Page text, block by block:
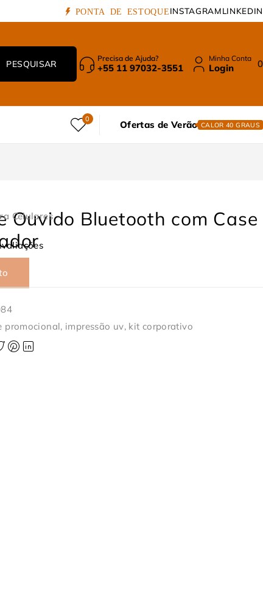
PONTA DE ESTOQUE INSTAGRAMLINKEDIN
Precisa de Ajuda?
+55 11 97032-3551
Minha Conta
Login 0
0 Ofertas de Verão CALOR 40 GRAUS
Celulares
Ouvido Bluetooth com Case
promocional, impressão uv, kit corporativo